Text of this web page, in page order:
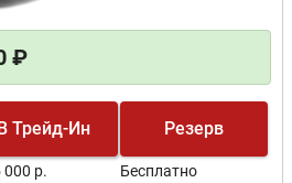
₽
В Трейд-Ин
000 р.
Резерв
Бесплатно